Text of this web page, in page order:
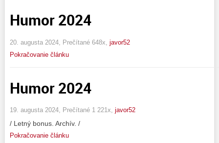
Humor 2024
20. augusta 2024, Prečítané 648x, javor52
Pokračovanie článku
Humor 2024
19. augusta 2024, Prečítané 1 221x, javor52
/ Letný bonus. Archív. /
Pokračovanie článku